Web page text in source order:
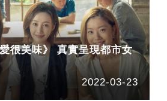
很美味》 真實呈現都市女
2022-03-23